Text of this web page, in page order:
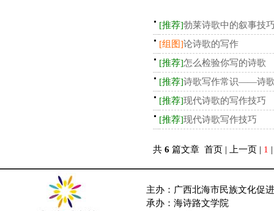
[推荐]勃莱诗歌中的叙事技
[组图]论诗歌的写作
[推荐]怎么检验你写的诗歌
[推荐]诗歌写作常识——诗
[推荐]现代诗歌的写作技巧
[推荐]现代诗歌写作技巧
共 6 篇文章 首页 | 上一页 | 1
主办：广西北海市民族文化促
承办：海诗路文学院